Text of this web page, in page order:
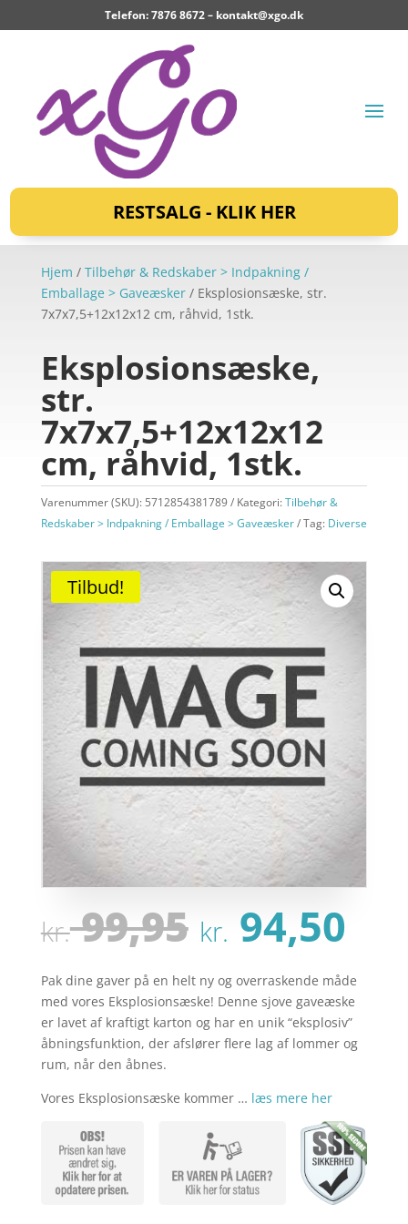
Telefon: 7876 8672 – kontakt@xgo.dk
RESTSALG - KLIK HER
Hjem / Tilbehør & Redskaber > Indpakning /
Emballage > Gaveæsker/ Eksplosionsæske, str.
7x7x7,5+12x12x12 cm, råhvid, 1stk.
Eksplosionsæske,
str.
7x7x7,5+12x12x12
cm, råhvid, 1stk.
Varenummer (SKU): 5712854381789 Kategori:Tilbehør &
Redskaber > Indpakning / Emballage > Gaveæsker
Tag: Diverse
Tilbud!
kr.99,95 Den
pris
var:
kr. 99,95.
kr. 94,50
er:
kr.
Pak dine gaver på en helt ny og overraskende måde
med vores Eksplosionsæske! Denne sjove gaveæske
er lavet af kraftigt karton og har en unik “eksplosiv”
åbningsfunktion, der afslører flere lag af lommer og
rum, når den åbnes.
Vores Eksplosionsæske kommer … læs mere her